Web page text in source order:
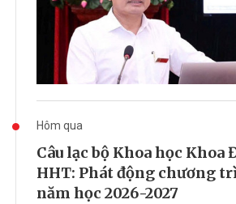
Hôm qua
Câu lạc bộ Khoa học
HHT: Phát động chương
năm học 2026-2027